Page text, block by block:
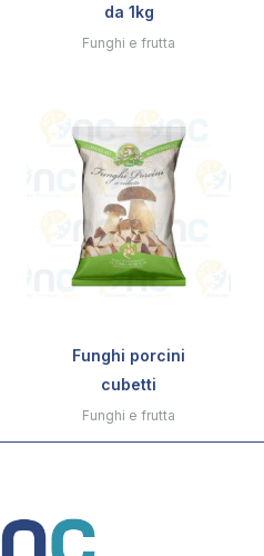
da 1kg
Funghi e frutta
Funghi porcini
cubetti
Funghi e frutta